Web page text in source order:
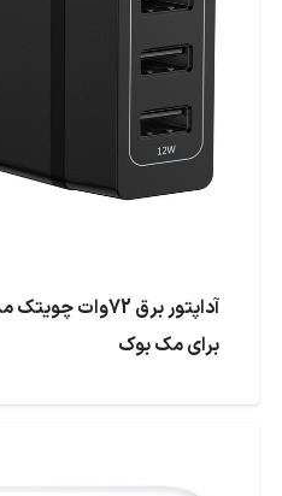
برای مک بوک